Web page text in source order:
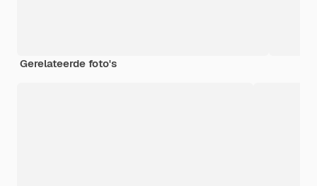
Gerelateerde foto's